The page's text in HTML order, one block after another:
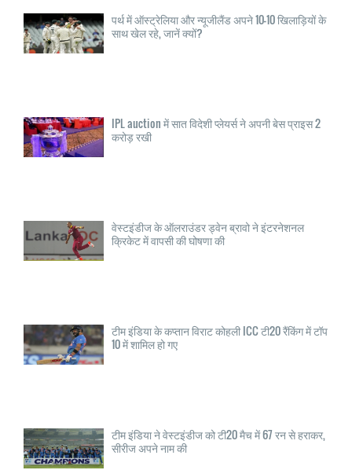
पर्थ में ऑस्ट्रेलिया और न्यूजीलैंड अपने 10-10 खिलाड़ियों के
साथ खेल रहे, जानें क्यों?
IPL auction में सात विदेशी प्लेयर्स ने अपनी बेस प्राइस 2
करोड़ रखी
वेस्टइंडीज के ऑलराउंडर ड्वेन ब्रावो ने इंटरनेशनल
क्रिकेट में वापसी की घोषणा की
टीम इंडिया के कप्तान विराट कोहली ICC टी20 रैंकिंग में टॉप
10 में शामिल हो गए
टीम इंडिया ने वेस्टइंडीज को टी20 मैच में 67 रन से हराकर,
सीरीज अपने नाम की